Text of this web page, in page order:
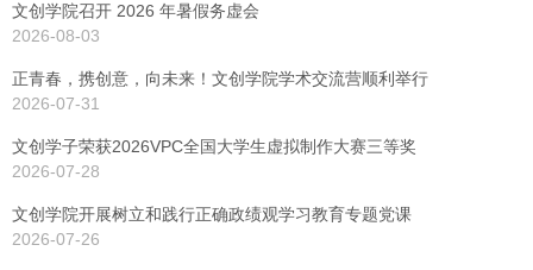
文创学院召开 2026 年暑假务虚会
2026-08-03
正青春，携创意，向未来！文创学院学术交流营顺利举行
2026-07-31
文创学子荣获2026VPC全国大学生虚拟制作大赛三等奖
2026-07-28
文创学院开展树立和践行正确政绩观学习教育专题党课
2026-07-26